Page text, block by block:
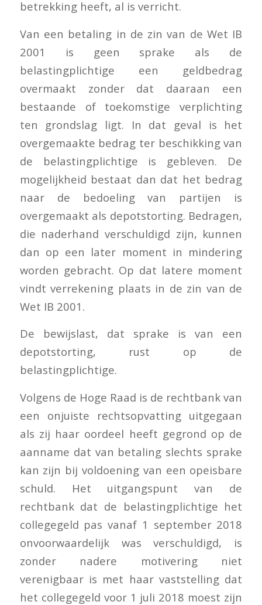
betrekking heeft, al is verricht.
Van een betaling in de zin van de Wet IB
2001 is geen sprake als de
belastingplichtige een geldbedrag
overmaakt zonder dat daaraan een
bestaande of toekomstige verplichting
ten grondslag ligt. In dat geval is het
overgemaakte bedrag ter beschikking van
de belastingplichtige is gebleven. De
mogelijkheid bestaat dan dat het bedrag
naar de bedoeling van partijen is
overgemaakt als depotstorting. Bedragen,
die naderhand verschuldigd zijn, kunnen
dan op een later moment in mindering
worden gebracht. Op dat latere moment
vindt verrekening plaats in de zin van de
Wet IB 2001.
De bewijslast, dat sprake is van een
depotstorting, rust op de
belastingplichtige.
Volgens de Hoge Raad is de rechtbank van
een onjuiste rechtsopvatting uitgegaan
als zij haar oordeel heeft gegrond op de
aanname dat van betaling slechts sprake
kan zijn bij voldoening van een opeisbare
schuld. Het uitgangspunt van de
rechtbank dat de belastingplichtige het
collegegeld pas vanaf 1 september 2018
onvoorwaardelijk was verschuldigd, is
zonder nadere motivering niet
verenigbaar is met haar vaststelling dat
het collegegeld voor 1 juli 2018 moest zijn